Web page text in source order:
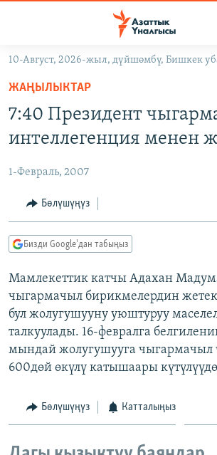
Навигацияга
өтүңүз
салыңызКЫРГЫЗСТАН
ЭКОНОМИКА
МАДАНИЯТ
БОРБОР АЗИЯ
АТАЙЫН ИЛИКТӨӨ
ТВ ПРОГРАММАЛАР
ЭКСПЕРТТЕР ТАЛДАЙТ
БИЗ ЖАНА ДҮЙНӨ
ДАНИСТЕ
ЭЖЕ-СИҢДИЛЕР
АЗАТТЫК+
ӨЗГӨЧӨ ПИКИР
Русский
ОНЛАЙН ШЕРИНЕ
ЭЕ/АРнун бардык сайттары
10-Август, 2026-жыл, дүйшөмбү, Бишкек
ЖАҢЫЛЫКТАР
7:40 Президент
интеллегенция менен
1-Февраль, 2007
Бөлүшүңүз
Бизди Google'дан табыңыз
Мамлекеттик катчы Адахан
чыгармачыл бирикмелердин
бул жолугушууну уюштуруу
талкуулады. 16-февралга
мындай жолугушууга чыгармачыл
600дөй өкүлү катышаары
Бөлүшүңүз Катталыңыз